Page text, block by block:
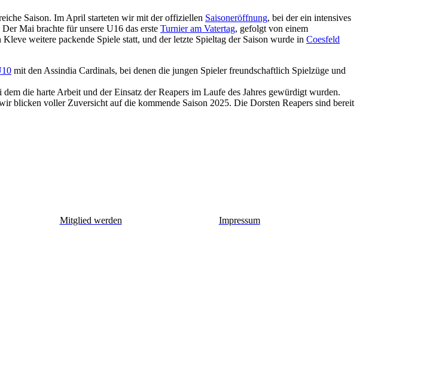
Saison. Im April starteten wir mit der offiziellen Saisoneröffnung, bei der ein intensives
Mai brachte für unsere U16 das erste Turnier am Vatertag, gefolgt von einem
weitere packende Spiele statt, und der letzte Spieltag der Saison wurde in Coesfeld
mit den Assindia Cardinals, bei denen die jungen Spieler freundschaftlich Spielzüge und
die harte Arbeit und der Einsatz der Reapers im Laufe des Jahres gewürdigt wurden.
blicken voller Zuversicht auf die kommende Saison 2025. Die Dorsten Reapers sind bereit
Mitglied werden Impressum